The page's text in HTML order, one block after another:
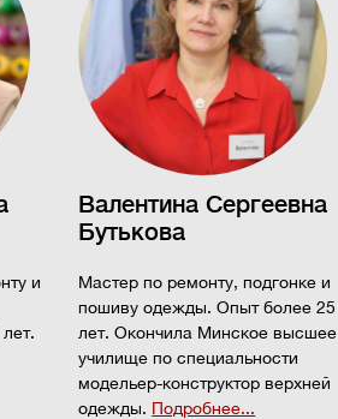
и
Валентина Сергеевна
Бутькова
Мастер по ремонту, подгонке и
пошиву одежды. Опыт более 25
лет. Окончила Минское высшее
училище по специальности
модельер-конструктор верхней
одежды. Подробнее...